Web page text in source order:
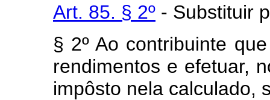
Art. 85. § 2º - Substituir
§ 2º Ao contribuinte
rendimentos e efetuar,
impôsto nela calculado,